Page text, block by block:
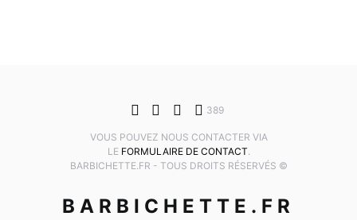
389
VOUS POUVEZ NOUS CONTACTER VIA
LE FORMULAIRE DE CONTACT.
BARBICHETTE.FR - TOUS DROITS RÉSERVÉS ©
BARBICHETTE.FR